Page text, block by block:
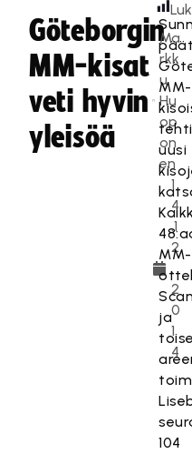
Göteborgin
MM-kisat
veti hyvin
yleisöä
Ma
rkk
u
Hu
op
on
en
1
4
.1
2
.
2
0
1
4
MM-
uusi
MM-
ja
104